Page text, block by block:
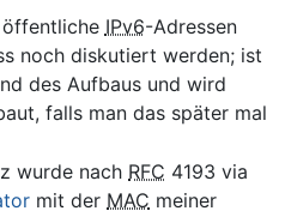
öffentliche IPv6-Adressen
noch diskutiert werden; ist
des Aufbaus und wird
falls man das später mal
wurde nach RFC 4193 via
mit der MAC meiner